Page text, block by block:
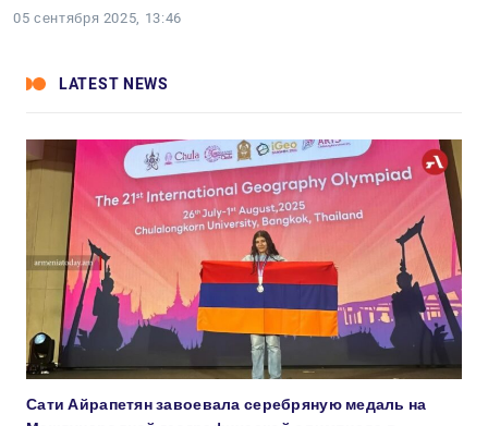
05 сентября 2025, 13:46
LATEST NEWS
Сати Айрапетян завоевала серебряную медаль на